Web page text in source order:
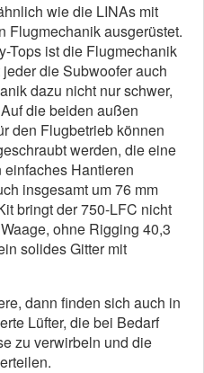
wie die LINAs mit
Flugmechanik ausgerüstet.
Tops ist die Flugmechanik
die Subwoofer auch
dazu nicht nur schwer,
die beiden außen
den Flugbetrieb können
werden, die eine
Hantieren
insgesamt um 76 mm
bringt der 750-LFC nicht
ohne Rigging 40,3
solides Gitter mit
dann finden sich auch in
Lüfter, die bei Bedarf
zu verwirbeln und die